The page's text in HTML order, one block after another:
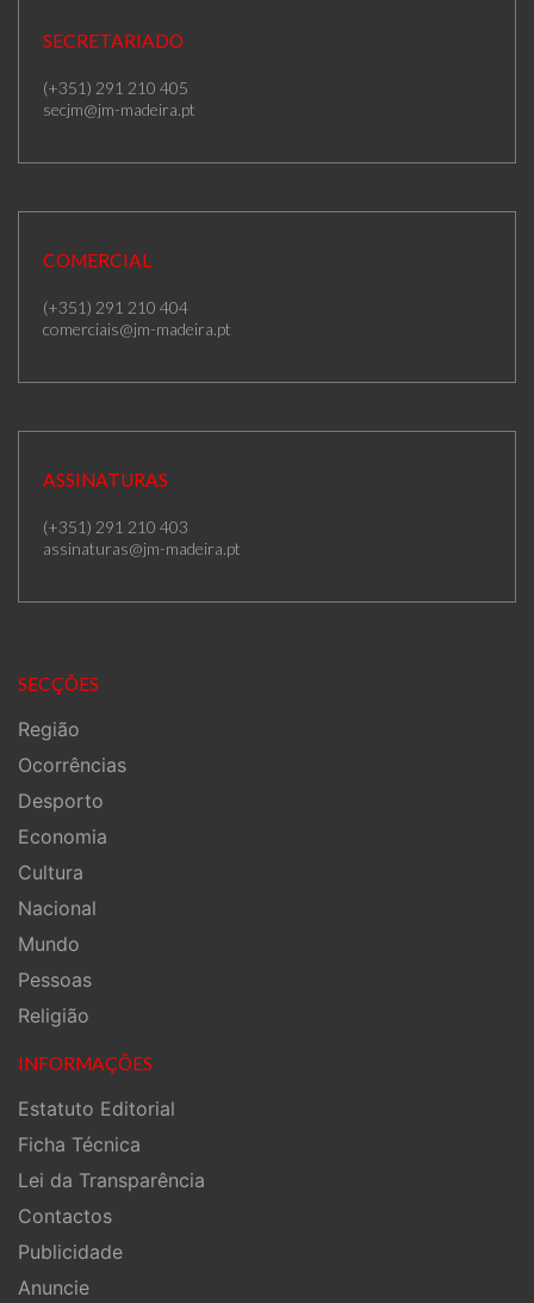
SECRETARIADO
(+351) 291 210 405
secjm@jm-madeira.pt
COMERCIAL
(+351) 291 210 404
comerciais@jm-madeira.pt
ASSINATURAS
(+351) 291 210 403
assinaturas@jm-madeira.pt
SECÇÕES
Região
Ocorrências
Desporto
Economia
Cultura
Nacional
Mundo
Pessoas
Religião
INFORMAÇÕES
Estatuto Editorial
Ficha Técnica
Lei da Transparência
Contactos
Publicidade
Anuncie